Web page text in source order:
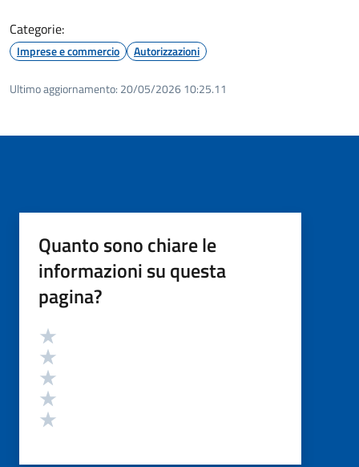
Categorie:
Imprese e commercio Autorizzazioni
Ultimo aggiornamento: 20/05/2026 10:25.11
Quanto sono chiare le
informazioni su questa
pagina?
Valutazione